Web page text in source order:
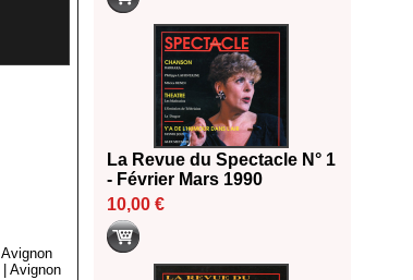
|Avignon
|Avignon
La Revue du Spectacle N° 1
- Février Mars 1990
10,00 €